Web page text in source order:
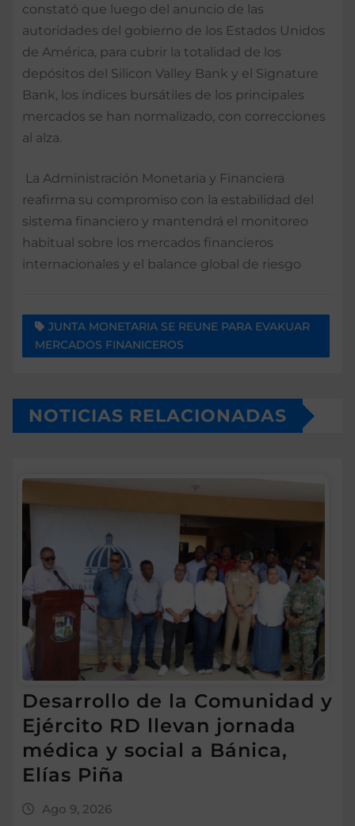
constató que luego del anuncio de las
autoridades del gobierno de los Estados Unidos
de América, para cubrir la totalidad de los
depósitos del Silicon Valley Bank y el Signature
Bank, los índices bursátiles de los principales
mercados se han normalizado, con correcciones
al alza.
La Administración Monetaria y Financiera
reafirma su compromiso con la estabilidad del
sistema financiero y mantendrá el monitoreo
habitual sobre los mercados financieros
internacionales y el balance global de riesgo
JUNTA MONETARIA SE REUNE PARA EVAKUAR
MERCADOS FINANICEROS
NOTICIAS RELACIONADAS
Desarrollo de la Comunidad y
Ejército RD llevan jornada
médica y social a Bánica,
Elías Piña
Ago 9, 2026